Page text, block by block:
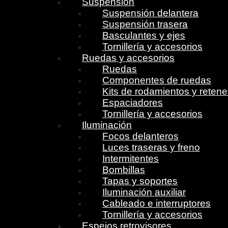
Suspensión delantera
Suspensión trasera
Basculantes y ejes
Tornillería y accesorios
Ruedas y accesorios
Ruedas
Componentes de ruedas
Kits de rodamientos y
Espaciadores
Tornillería y accesorios
Iluminación
Focos delanteros
Luces traseras y freno
Intermitentes
Bombillas
Tapas y soportes
Iluminación auxiliar
Cableado e interruptores
Tornillería y accesorios
Espejos retrovisores